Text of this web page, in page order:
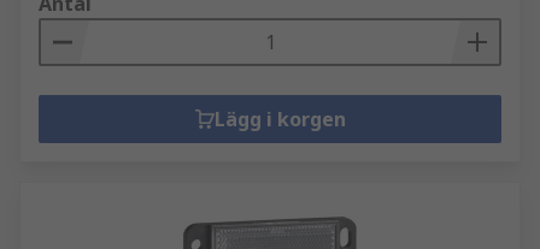
Lägg i korgen